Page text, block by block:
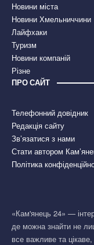
Новини міста
Новини Хмельниччини
Лайфхаки
Туризм
Новини компаній
Різне
ПРО САЙТ
Телефонний довідник
Редакція сайту
Зв’язатися з нами
Стати автором
Політика
«Кам'янець 24» —
де можна знайти не
все важливе та